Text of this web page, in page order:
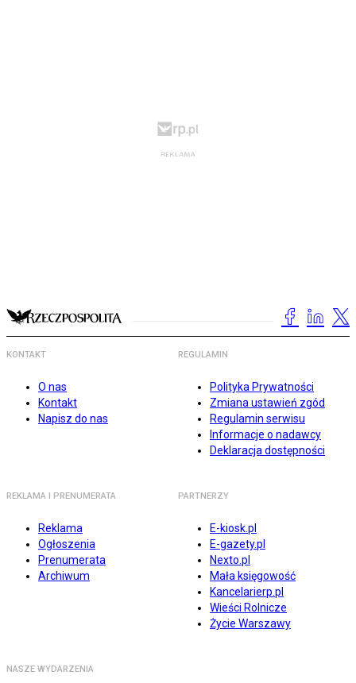
KONTAKT
O nas
Kontakt
Napisz do nas
REGULAMIN
Polityka Prywatności
Zmiana ustawień zgód
Regulamin serwisu
Informacje o nadawcy
Deklaracja dostępności
REKLAMA I PRENUMERATA
Reklama
Ogłoszenia
Prenumerata
Archiwum
PARTNERZY
E-kiosk.pl
E-gazety.pl
Nexto.pl
Mała księgowość
Kancelarierp.pl
Wieści Rolnicze
Życie Warszawy
NASZE WYDARZENIA